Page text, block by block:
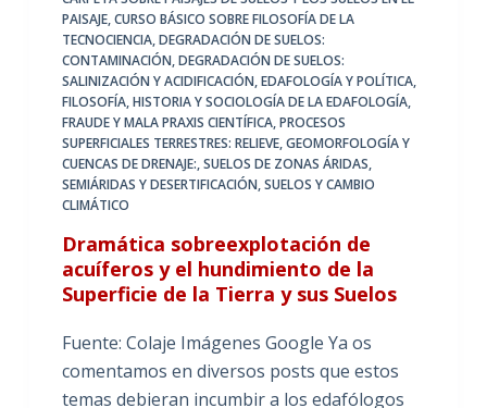
PAISAJE,CURSO BÁSICO SOBRE FILOSOFÍA DE LA
TECNOCIENCIA,DEGRADACIÓN DE SUELOS:
CONTAMINACIÓN,DEGRADACIÓN DE SUELOS:
SALINIZACIÓN Y ACIDIFICACIÓN,EDAFOLOGÍA Y POLÍTICA,
FILOSOFÍA, HISTORIA Y SOCIOLOGÍA DE LA EDAFOLOGÍA,
FRAUDE Y MALA PRAXIS CIENTÍFICA,PROCESOS
SUPERFICIALES TERRESTRES: RELIEVE, GEOMORFOLOGÍA Y
CUENCAS DE DRENAJE:,SUELOS DE ZONAS ÁRIDAS,
SEMIÁRIDAS Y DESERTIFICACIÓN,SUELOS Y CAMBIO
CLIMÁTICO
Dramática sobreexplotación de
acuíferos y el hundimiento de la
Superficie de la Tierra y sus Suelos
Fuente: Colaje Imágenes Google Ya os
comentamos en diversos posts que estos
temas debieran incumbir a los edafólogos